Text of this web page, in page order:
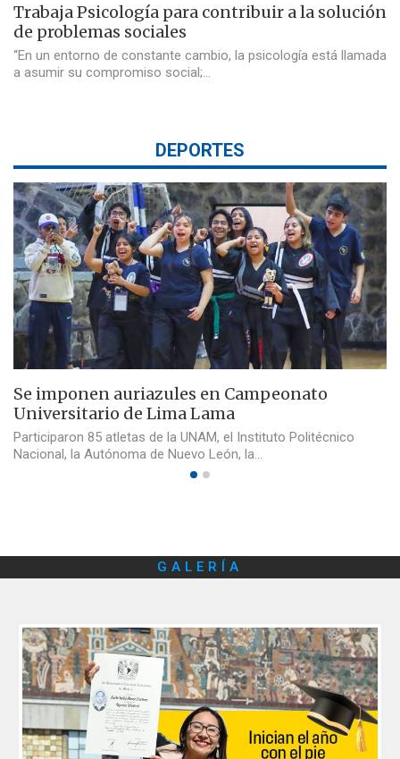
Trabaja Psicología para contribuir a la solución
de problemas sociales
“En un entorno de constante cambio, la psicología está llamada
a asumir su compromiso social;…
DEPORTES
Se imponen auriazules en Campeonato
Universitario de Lima Lama
Participaron 85 atletas de la UNAM, el Instituto Politécnico
Nacional, la Autónoma de Nuevo León, la…
GALERÍA